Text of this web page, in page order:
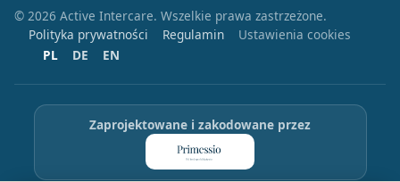
© 2026 Active Intercare. Wszelkie prawa zastrzeżone.
Polityka prywatności
Regulamin
Ustawienia cookies
PL
DE EN
Zaprojektowane i zakodowane przez